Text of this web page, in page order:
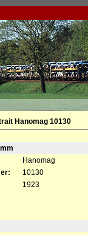
Hanomag 10130
Hanomag
10130
1923